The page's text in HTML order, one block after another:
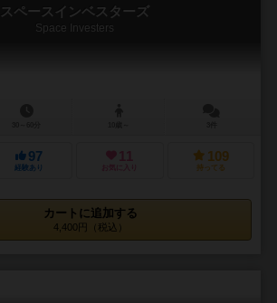
スペースインベスターズ
Space Investers
97
経験あり
11
お気に入り
109
持ってる
カートに追加する
4,400円（税込）